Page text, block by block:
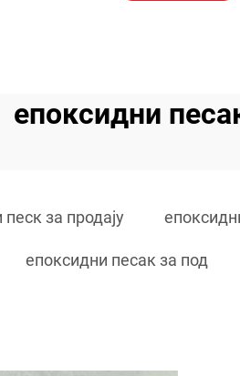
епоксидни
за продају
епоксидни песак за под